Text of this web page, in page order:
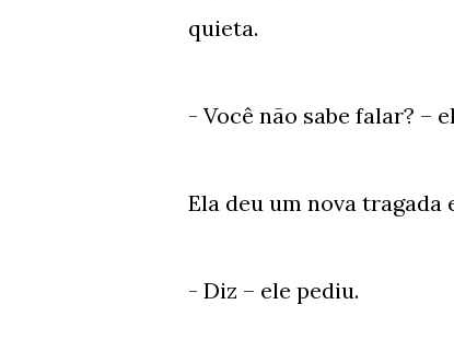
quieta.
- Você não sabe falar? –
Ela deu um nova
- Diz – ele pediu.